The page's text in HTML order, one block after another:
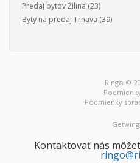
Predaj bytov Žilina (23)
Byty na predaj Trnava (39)
Ringo ©
Podmienky
Kontaktovať nás